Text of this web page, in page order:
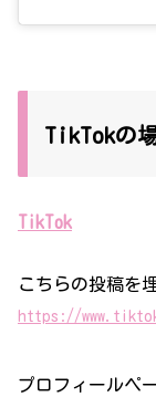
TikTokの
TikTok
こちらの投稿を
https://
プロフィールペ